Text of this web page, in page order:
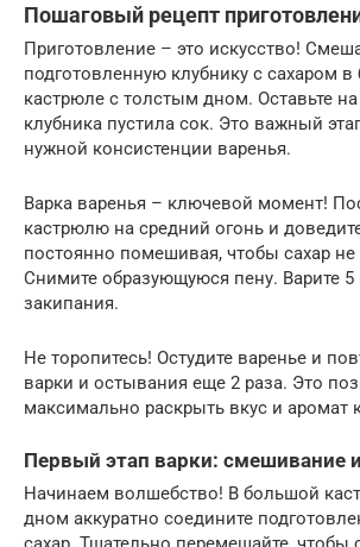
Пошаговый рецепт
Приготовление – это искусство!
подготовленную клубнику с сахаром
кастрюле с толстым дном. Оставьте на
клубника пустила сок. Это важный
нужной консистенции варенья.
Варка варенья – ключевой момент!
кастрюлю на средний огонь и
постоянно помешивая, чтобы сахар не
Снимите образующуюся пену. Варите 5
закипания.
Не торопитесь! Остудите варенье и
варки и остывания еще 2 раза. Это
максимально раскрыть вкус и аромат
Первый этап варки: смешивание
Начинаем волшебство! В большой
дном аккуратно соедините